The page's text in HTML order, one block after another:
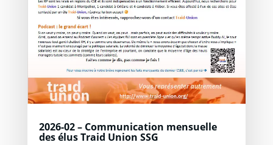
2026-02 – Communication mensuelle
des élus Traid Union SSG